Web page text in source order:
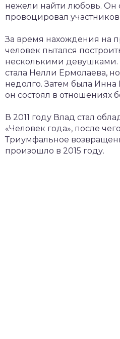
нежели найти любовь. Он
провоцировал
За время нахождения на
человек пытался
несколькими
стала Нелли Ермолаева,
недолго. Затем была Инна
он состоял в отношениях
В 2011 году Влад стал
«Человек года», после
Триумфальное
произошло в 2015 году.